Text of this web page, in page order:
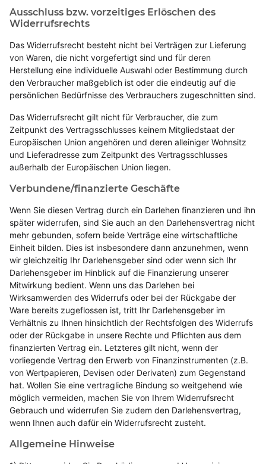
Ausschluss bzw. vorzeitiges Erlöschen des
Widerrufsrechts
Das Widerrufsrecht besteht nicht bei Verträgen zur Lieferung
von Waren, die nicht vorgefertigt sind und für deren
Herstellung eine individuelle Auswahl oder Bestimmung durch
den Verbraucher maßgeblich ist oder die eindeutig auf die
persönlichen Bedürfnisse des Verbrauchers zugeschnitten sind.
Das Widerrufsrecht gilt nicht für Verbraucher, die zum
Zeitpunkt des Vertragsschlusses keinem Mitgliedstaat der
Europäischen Union angehören und deren alleiniger Wohnsitz
und Lieferadresse zum Zeitpunkt des Vertragsschlusses
außerhalb der Europäischen Union liegen.
Verbundene/finanzierte Geschäfte
Wenn Sie diesen Vertrag durch ein Darlehen finanzieren und ihn
später widerrufen, sind Sie auch an den Darlehensvertrag nicht
mehr gebunden, sofern beide Verträge eine wirtschaftliche
Einheit bilden. Dies ist insbesondere dann anzunehmen, wenn
wir gleichzeitig Ihr Darlehensgeber sind oder wenn sich Ihr
Darlehensgeber im Hinblick auf die Finanzierung unserer
Mitwirkung bedient. Wenn uns das Darlehen bei
Wirksamwerden des Widerrufs oder bei der Rückgabe der
Ware bereits zugeflossen ist, tritt Ihr Darlehensgeber im
Verhältnis zu Ihnen hinsichtlich der Rechtsfolgen des Widerrufs
oder der Rückgabe in unsere Rechte und Pflichten aus dem
finanzierten Vertrag ein. Letzteres gilt nicht, wenn der
vorliegende Vertrag den Erwerb von Finanzinstrumenten (z.B.
von Wertpapieren, Devisen oder Derivaten) zum Gegenstand
hat. Wollen Sie eine vertragliche Bindung so weitgehend wie
möglich vermeiden, machen Sie von Ihrem Widerrufsrecht
Gebrauch und widerrufen Sie zudem den Darlehensvertrag,
wenn Ihnen auch dafür ein Widerrufsrecht zusteht.
Allgemeine Hinweise